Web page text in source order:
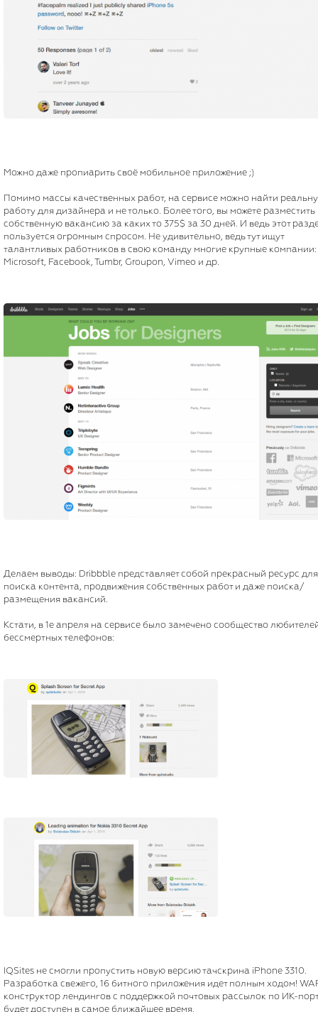
Можно даже пропиарить своё мобильное приложение ;)
Помимо массы качественных работ, на сервисе можно найти
работу для дизайнера и не только. Более того, вы можете разместить
собственную вакансию за каких то 375$ за 30 дней. И ведь этот
пользуется огромным спросом. Не удивительно, ведь тут ищут
талантливых работников в свою команду многие крупные компании:
Microsoft, Facebook, Tumbr, Groupon, Vimeo и др.
Делаем выводы: Dribbble представляет собой прекрасный ресурс для
поиска контента, продвижения собственных работ и даже поиска/
размещения вакансий.
Кстати, в 1е апреля на сервисе было замечено сообщество
бессмертных телефонов:
IQSites не смогли пропустить новую версию тачскрина iPhone 3310.
Разработка свежего, 16 битного приложения идет полным ходом!
конструктор лендингов с поддержкой почтовых рассылок по ИК-
будет доступен в самое ближайшее время.